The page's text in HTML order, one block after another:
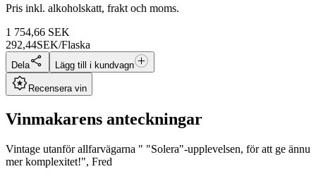
Pris inkl. alkoholskatt, frakt och moms.
1 754,66 SEK
292,44SEK/Flaska
Dela Lägg till i kundvagn
Recensera vin
Vinmakarens anteckningar
Vintage utanför allfarvägarna " "Solera"-upplevelsen, för att ge ännu
mer komplexitet!", Fred